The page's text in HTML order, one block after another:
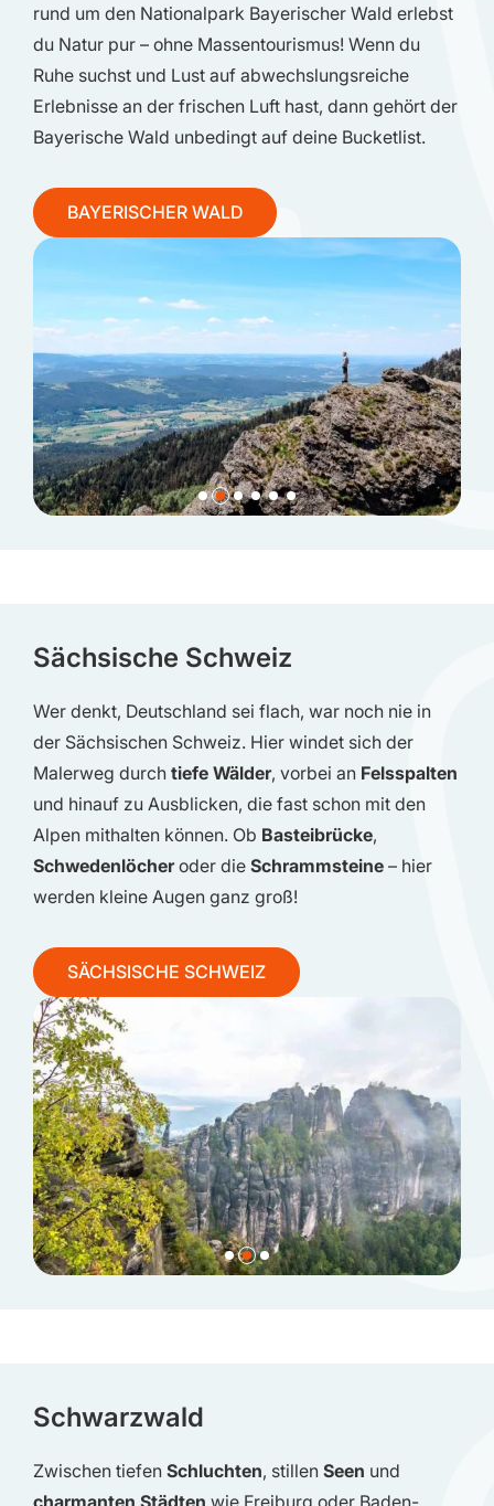
rund um den Nationalpark Bayerischer Wald erlebst
du Natur pur – ohne Massentourismus! Wenn du
Ruhe suchst und Lust auf abwechslungsreiche
Erlebnisse an der frischen Luft hast, dann gehört der
Bayerische Wald unbedingt auf deine Bucketlist.
BAYERISCHER WALD
Sächsische Schweiz
Wer denkt, Deutschland sei flach, war noch nie in
der Sächsischen Schweiz. Hier windet sich der
Malerweg durch tiefe Wälder, vorbei an Felsspalten
und hinauf zu Ausblicken, die fast schon mit den
Alpen mithalten können. Ob Basteibrücke,
Schwedenlöcheroder die Schrammsteine – hier
werden kleine Augen ganz groß!
SÄCHSISCHE SCHWEIZ
Schwarzwald
Zwischen tiefen Schluchten, stillen Seen und
charmanten Städten wie Freiburg oder Baden-